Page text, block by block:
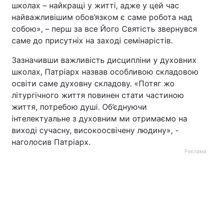
школах – найкращі у житті, адже у цей час
найважливішим обов’язком є саме робота над
собою», – перш за все Його Святість звернувся
саме до присутніх на заході семінарістів.
Зазначивши важливість дисципліни у духовних
школах, Патріарх назвав особливою складовою
освіти саме духовну складову. «Потяг жо
літургічного життя повинен стати частиною
життя, потребою душі. Об’єднуючи
інтелектуальне з духовним ми отримаємо на
виході сучасну, високоосвічену людину», -
наголосив Патріарх.
Реклама